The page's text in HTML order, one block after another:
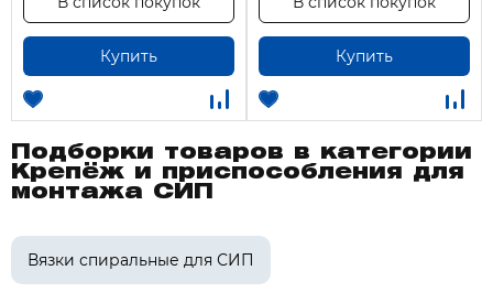
Купить Купить
Подборки товаров в категории
Крепёж и приспособления для
монтажа СИП
Вязки спиральные для СИП